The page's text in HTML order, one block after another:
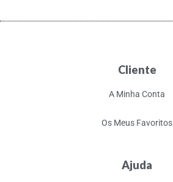
Cliente
A Minha Conta
Os Meus Favoritos
Ajuda